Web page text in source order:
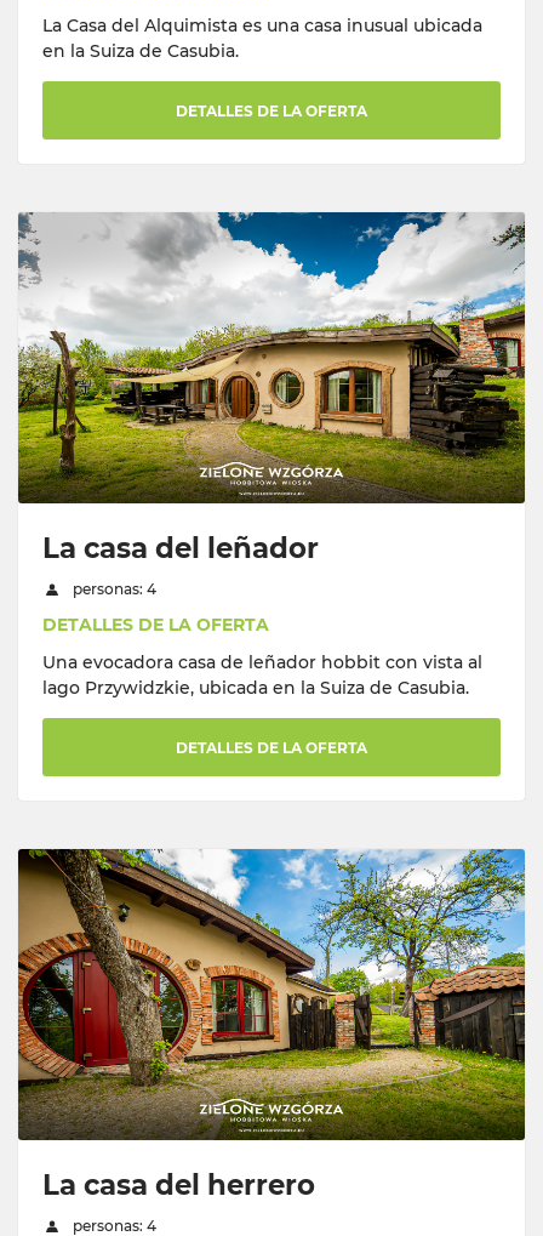
La Casa del Alquimista es una casa inusual ubicada
en la Suiza de Casubia.
DETALLES DE LA OFERTA
La casa del leñador
personas: 4
DETALLES DE LA OFERTA
Una evocadora casa de leñador hobbit con vista al
lago Przywidzkie, ubicada en la Suiza de Casubia.
DETALLES DE LA OFERTA
La casa del herrero
personas: 4